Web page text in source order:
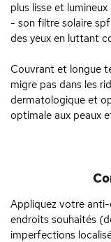
plus lisse et lumineux
- son filtre solaire
des yeux en luttant
Couvrant et longue
migre pas dans les
dermatologique et
optimale aux peaux
Appliquez votre
endroits souhaités
imperfections